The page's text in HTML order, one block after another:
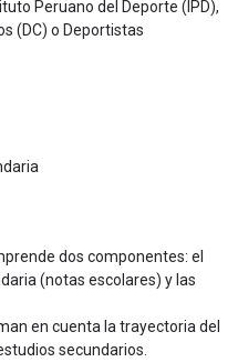
Peruano del Deporte (IPD),
(DC) o Deportistas
dos componentes: el
(notas escolares) y las
en cuenta la trayectoria del
secundarios.